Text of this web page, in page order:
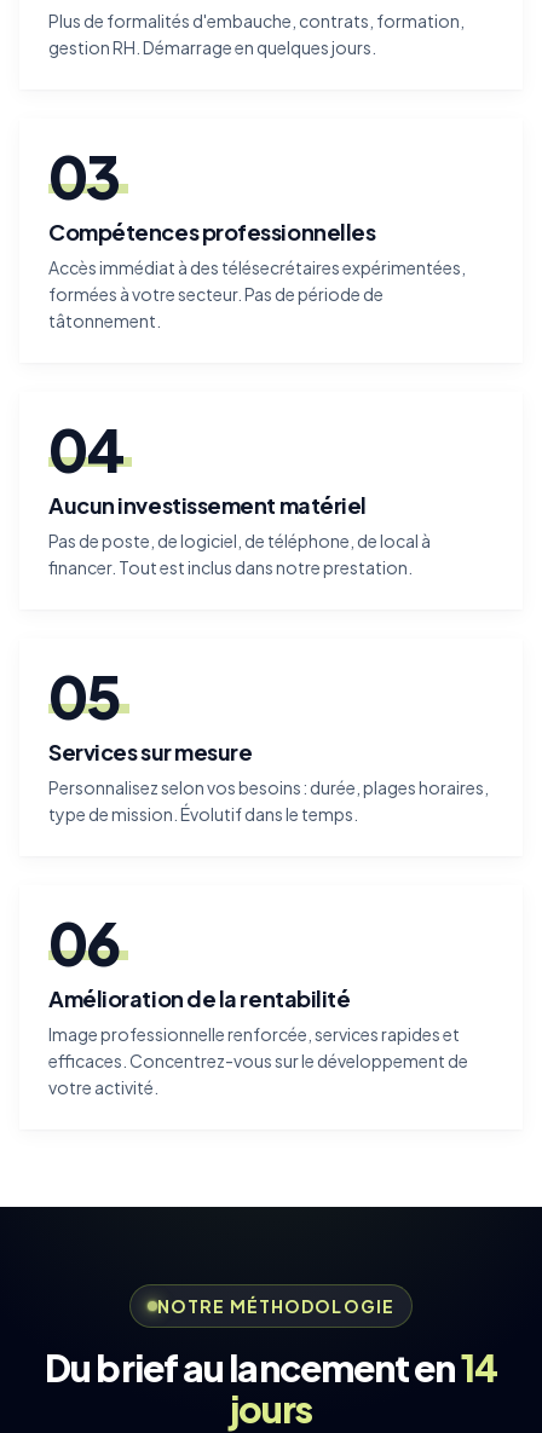
Plus de formalités d'embauche, contrats, formation,
gestion RH. Démarrage en quelques jours.
03
Compétences professionnelles
Accès immédiat à des télésecrétaires expérimentées,
formées à votre secteur. Pas de période de
tâtonnement.
04
Aucun investissement matériel
Pas de poste, de logiciel, de téléphone, de local à
financer. Tout est inclus dans notre prestation.
05
Services sur mesure
Personnalisez selon vos besoins : durée, plages horaires,
type de mission. Évolutif dans le temps.
06
Amélioration de la rentabilité
Image professionnelle renforcée, services rapides et
efficaces. Concentrez-vous sur le développement de
votre activité.
NOTRE MÉTHODOLOGIE
Du brief au lancement en14
jours